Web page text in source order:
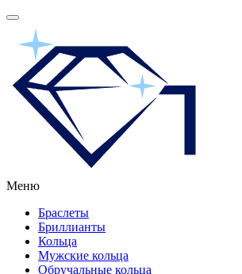
Меню
Браслеты
Бриллианты
Кольца
Мужские кольца
Обручальные кольца